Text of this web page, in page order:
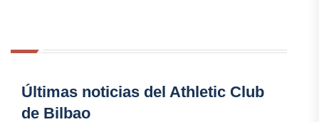
Últimas noticias del Athletic Club
de Bilbao